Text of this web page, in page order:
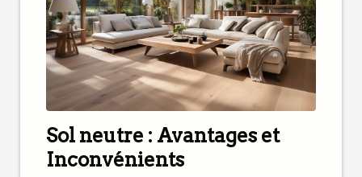
Sol neutre : Avantages et
Inconvénients